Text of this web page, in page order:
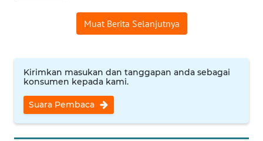
Muat Berita Selanjutnya
Kirimkan masukan dan tanggapan anda sebagai
konsumen kepada kami.
Suara Pembaca
WN
NTT
WN
KEPRI